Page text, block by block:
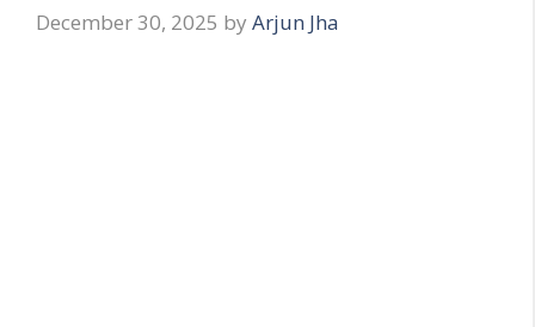
December 30, 2025 by Arjun Jha